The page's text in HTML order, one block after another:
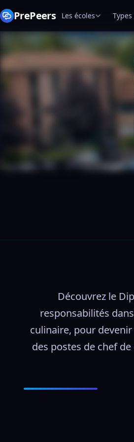
PrePeers Les écoles Types
Découvrez le
responsabilités
culinaire, pour
des postes de chef